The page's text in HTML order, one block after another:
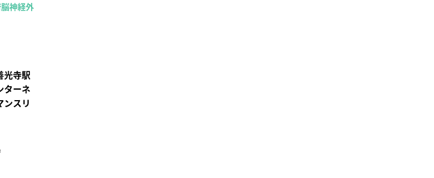
神経外
光寺駅
ターネ
ンスリ